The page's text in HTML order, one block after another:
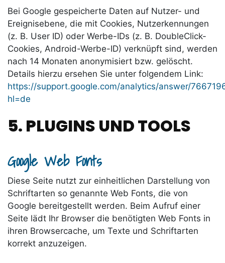
Bei Google gespeicherte Daten auf Nutzer- und
Ereignisebene, die mit Cookies, Nutzerkennungen
(z. B. User ID) oder Werbe-IDs (z. B. DoubleClick-
Cookies, Android-Werbe-ID) verknüpft sind, werden
nach 14 Monaten anonymisiert bzw. gelöscht.
Details hierzu ersehen Sie unter folgendem Link:
https://support.google.com/analytics/answer/
hl=de
5. PLUGINS UND TOOLS
Google Web Fonts
Diese Seite nutzt zur einheitlichen Darstellung von
Schriftarten so genannte Web Fonts, die von
Google bereitgestellt werden. Beim Aufruf einer
Seite lädt Ihr Browser die benötigten Web Fonts in
ihren Browsercache, um Texte und Schriftarten
korrekt anzuzeigen.